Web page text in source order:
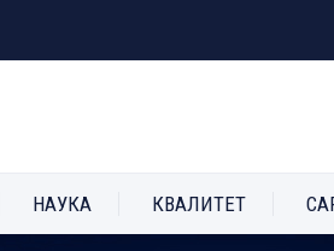
НАУКА КВАЛИТЕТ